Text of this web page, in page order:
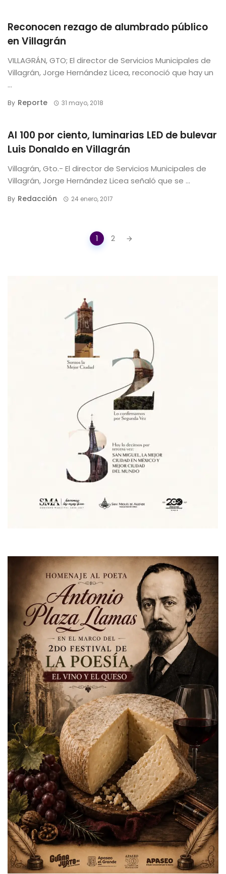
Reconocen rezago de alumbrado público
en Villagrán
VILLAGRÁN, GTO; El director de Servicios Municipales de
Villagrán, Jorge Hernández Licea, reconoció que hay un
...
By Reporte 31 mayo, 2018
Al 100 por ciento, luminarias LED de bulevar
Luis Donaldo en Villagrán
Villagrán, Gto.- El director de Servicios Municipales de
Villagrán, Jorge Hernández Licea señaló que se ...
By Redacción 24 enero, 2017
1 2